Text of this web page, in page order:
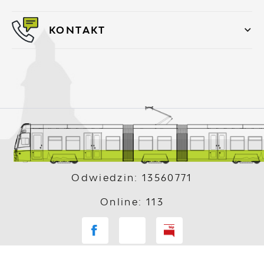
KONTAKT
Odwiedzin: 13560771
Online: 113